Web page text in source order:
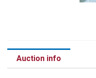
Auction info